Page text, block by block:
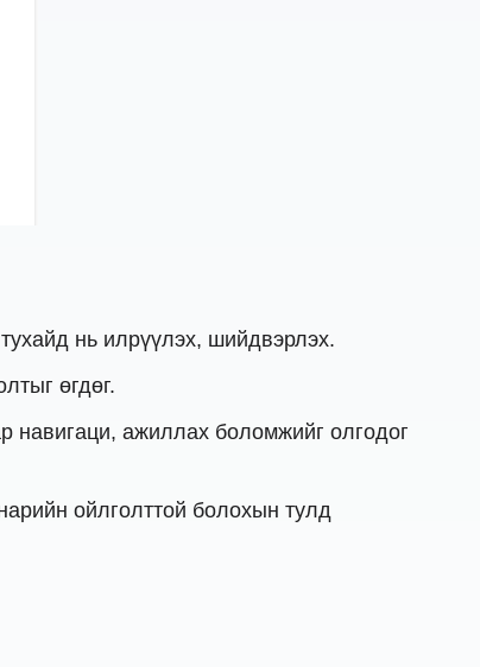
нь илрүүлэх, шийдвэрлэх.
өгдөг.
навигаци, ажиллах боломжийг олгодог
ойлголттой болохын тулд